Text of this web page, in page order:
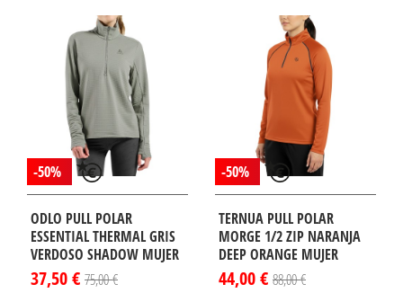
-50%
ODLO PULL POLAR
ESSENTIAL THERMAL GRIS
VERDOSO SHADOW MUJER
37,50 € 75,00 €
-50%
TERNUA PULL POLAR
MORGE 1/2 ZIP NARANJA
DEEP ORANGE MUJER
44,00 € 88,00 €